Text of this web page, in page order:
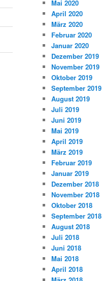
Mai 2020
April 2020
März 2020
Februar 2020
Januar 2020
Dezember 2019
November 2019
Oktober 2019
September 2019
August 2019
Juli 2019
Juni 2019
Mai 2019
April 2019
März 2019
Februar 2019
Januar 2019
Dezember 2018
November 2018
Oktober 2018
September 2018
August 2018
Juli 2018
Juni 2018
Mai 2018
April 2018